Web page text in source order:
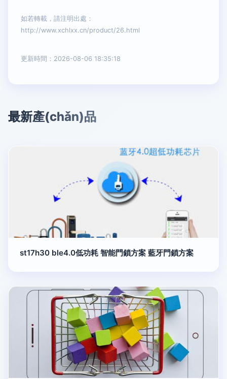
如若轉載，請注明出處：
http://www.xchlxx.cn/product/26.html
更新時間：2026-08-06 18:35:18
最新產(chǎn)品
st17h30 ble4.0低功耗 智能門鎖方案 藍牙門鎖方案